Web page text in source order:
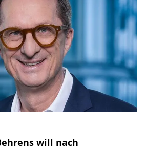
will nach